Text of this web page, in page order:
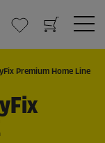
Premium Home Line